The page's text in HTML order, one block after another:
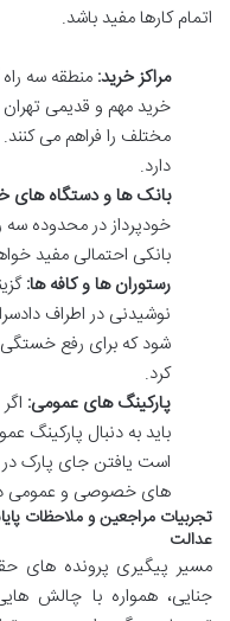
اتمام کارها مفید باشد.
مراکز خرید: منطقه سه راه
خرید مهم و قدیمی
مختلف را فراهم می کنند.
دارد.
بانک ها و دستگاه های
خودپرداز در محدوده سه
بانکی احتمالی مفید
رستوران ها و کافه ها:
نوشیدنی در اطراف
شود که برای رفع خستگی
کرد.
پارکینگ های عمومی:
باید به دنبال پارکینگ
است یافتن جای پارک در
های خصوصی و عمومی
تجربیات مراجعین و ملاحظات
عدالت
مسیر پیگیری پرونده های
جنایی، همواره با چالش